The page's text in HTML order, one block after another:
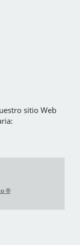
sitio Web
®